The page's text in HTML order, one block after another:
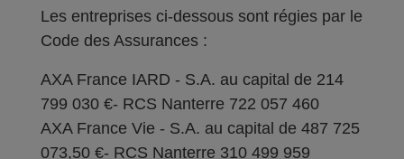
Les entreprises ci-dessous sont régies par le
Code des Assurances :
AXA France IARD - S.A. au capital de 214
799 030 €- RCS Nanterre 722 057 460
AXA France Vie - S.A. au capital de 487 725
073,50 €- RCS Nanterre 310 499 959